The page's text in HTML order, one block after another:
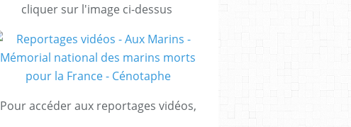
cliquer sur l'image ci-dessus
Pour accéder aux reportages vidéos,